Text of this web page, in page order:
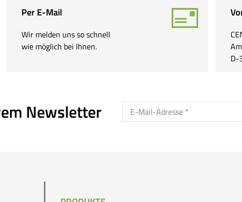
Per E-Mail
Wir melden uns so schnell
wie möglich bei Ihnen.
D-
Newsletter